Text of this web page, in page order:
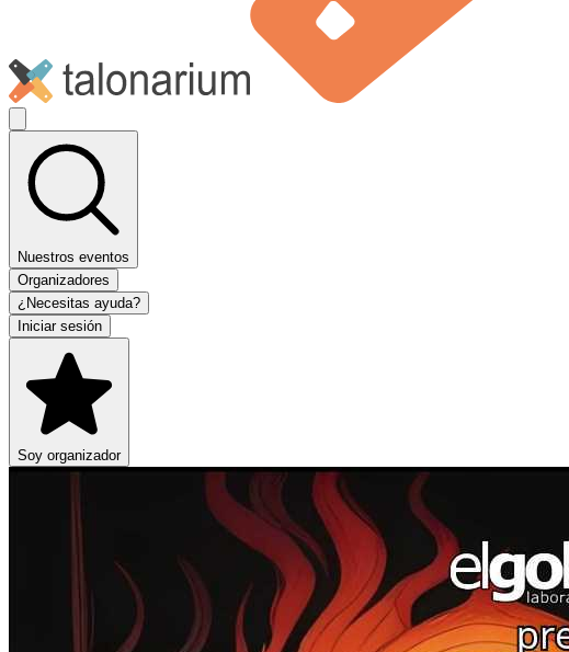
Nuestros eventos
Organizadores
¿Necesitas ayuda?
Iniciar sesión
Soy organizador